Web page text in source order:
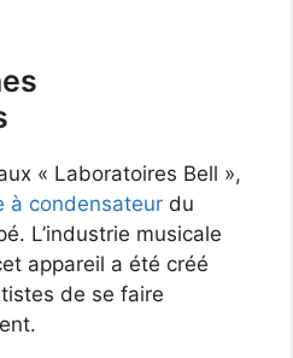
« Laboratoires Bell »,
à condensateur du
L’industrie musicale
appareil a été créé
de se faire